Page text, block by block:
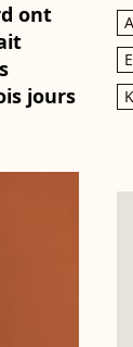
ont
jours